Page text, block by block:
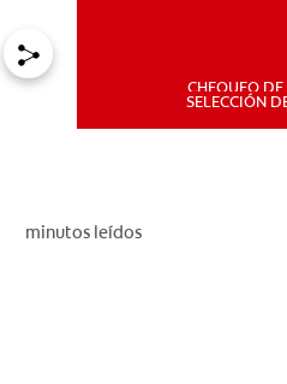
CHEQUEO
SELECCIÓN
minutos leídos